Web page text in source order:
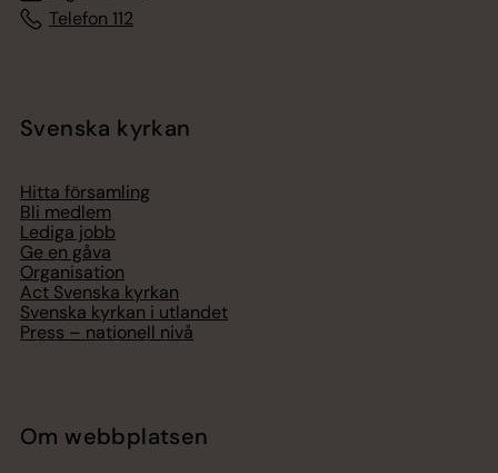
Telefon 112
Svenska kyrkan
Hitta församling
Bli medlem
Lediga jobb
Ge en gåva
Organisation
Act Svenska kyrkan
Svenska kyrkan i utlandet
Press – nationell nivå
Om webbplatsen